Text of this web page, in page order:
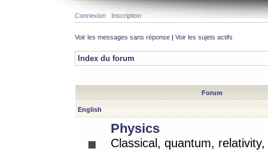
Connexion Inscription
Voir les messages sans réponse | Voir les sujets actifs
Index du forum
Forum
English
Physics
Classical, quantum,